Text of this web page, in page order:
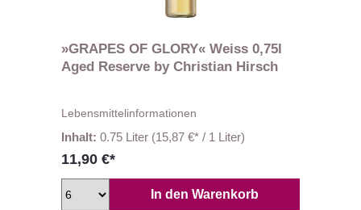
»GRAPES OF GLORY« Weiss 0,75l
Aged Reserve by Christian Hirsch
Lebensmittelinformationen
Inhalt: 0.75 Liter (15,87 €* / 1 Liter)
11,90 €*
In den Warenkorb